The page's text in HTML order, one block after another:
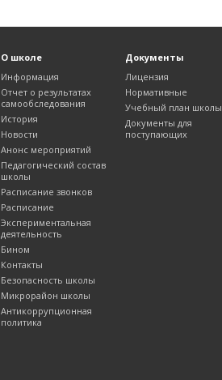
О школе
Информация
Отчет о результатах
самообследования
История
Новости
Анонс мероприятий
Педагогический состав
школы
Расписание звонков
Расписание
Экспериментальная
деятельность
Бином
Контакты
Безопасность школы
Микрорайон школы
Антикоррупционная
политика
Документы
Лицензия
Нормативные
Учебный план школы
Документы для
поступающих